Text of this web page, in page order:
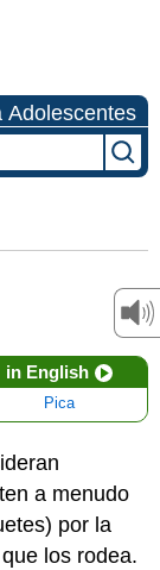
Adolescentes
in English
Pica
a menudo
por la
los rodea.